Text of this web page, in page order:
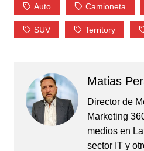
Auto Camioneta
SUV Territory
Matias
Director de
Marketing
medios en
sector IT y